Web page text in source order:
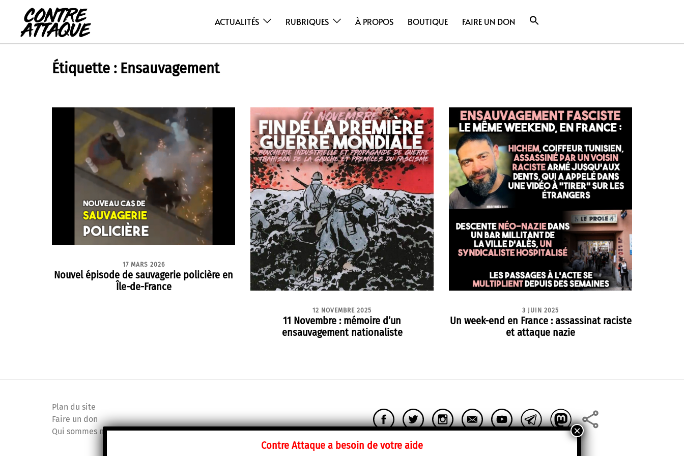
contenu
ACTUALITÉS RUBRIQUES À PROPOS BOUTIQUE FAIRE UN DON
Étiquette : Ensauvagement
17 MARS 2026
Nouvel épisode de sauvagerie policière en
Île-de-France
12 NOVEMBRE 2025
11 Novembre : mémoire d’un
ensauvagement nationaliste
3 JUIN 2025
Un week-end en France : assassinat raciste
et attaque nazie
Plan du site
Faire un don
Qui sommes nous ?
Contre Attaque a besoin de votre aide